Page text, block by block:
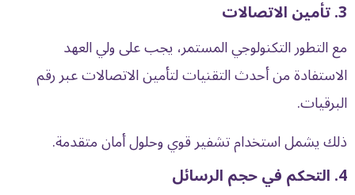
3. تأمين الاتصالات
مع التطور التكنولوجي المستمر، يجب على ولي العهد
الاستفادة من أحدث التقنيات لتأمين الاتصالات عبر رقم
البرقيات.
ذلك يشمل استخدام تشفير قوي وحلول أمان متقدمة.
4. التحكم في حجم الرسائل